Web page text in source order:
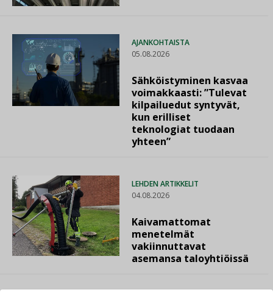
AJANKOHTAISTA
05.08.2026
Sähköistyminen kasvaa
voimakkaasti: ”Tulevat
kilpailuedut syntyvät,
kun erilliset
teknologiat tuodaan
yhteen”
LEHDEN ARTIKKELIT
04.08.2026
Kaivamattomat
menetelmät
vakiinnuttavat
asemansa taloyhtiöissä